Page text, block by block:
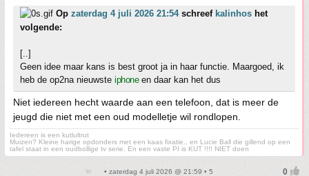
Op zaterdag 4 juli 2026 21:54schreef kalinhos het
volgende:
[..]
Geen idee maar kans is best groot ja in haar functie. Maargoed, ik
heb de op2na nieuwste iphoneen daar kan het dus
Niet iedereen hecht waarde aan een telefoon, dat is meer de
jeugd die niet met een oud modelletje wil rondlopen.
Iedereen is een kutlultrut
Muizen? Kleine harige opdonders met een kaas fixatie., en Lucie Ball die gillend op een
tafel staat in een oudbollige tv serie. En een vaste PI is KUT !!!! NIET doen
• zaterdag 4 juli 2026 @ 21:59 • 5